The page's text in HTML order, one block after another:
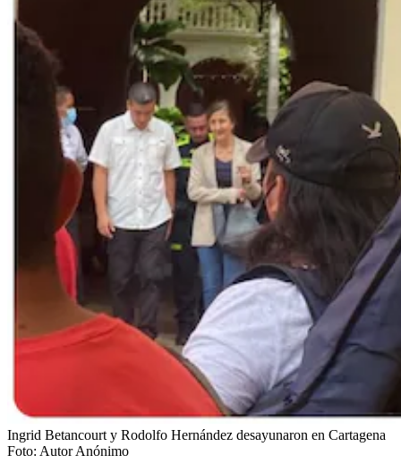
Ingrid Betancourt y Rodolfo Hernández desayunaron en Cartagena
Foto: Autor Anónimo